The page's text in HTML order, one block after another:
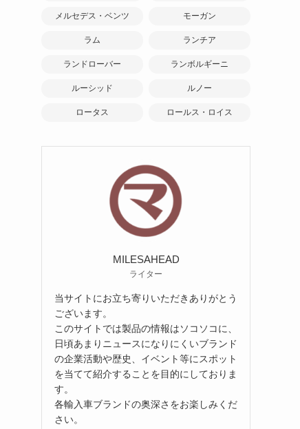
メルセデス・ベンツ モーガン
ラム ランチア
ランドローバー ランボルギーニ
ルーシッド ルノー
ロータス ロールス・ロイス
MILESAHEAD
ライター
当サイトにお立ち寄りいただきありがとう
ございます。
このサイトでは製品の情報はソコソコに、
日頃あまりニュースになりにくいブランド
の企業活動や歴史、イベント等にスポット
を当てて紹介することを目的にしておりま
す。
各輸入車ブランドの奥深さをお楽しみくだ
さい。